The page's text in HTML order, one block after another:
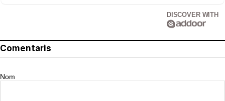
DISCOVER WITH
Comentaris
Nom